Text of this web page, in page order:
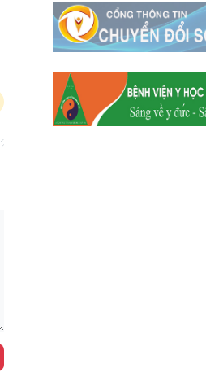
Xã Văn Bàn
Xã Chiềng Ken
Xã Nậm Chảy
Xã Nghĩa Đô